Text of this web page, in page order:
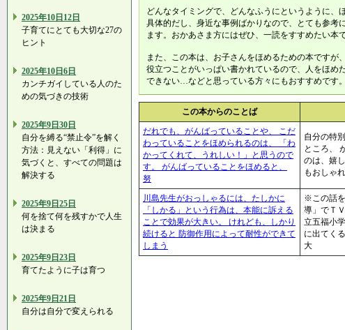
2025年10日12日
子育てにとても大切な27の
ヒント
2025年10日6日
カンチガイしている人のた
めの気づきの技術
2025年9日30日
自分を縛る“禁止令”を解く
方法：見えない「利得」に
気づくと、すべての問題は
解決する
2025年9日25日
何を捨て何を残すかで人生
は決まる
2025年9日23日
育てたように子は育つ
2025年9日21日
自分は自分で変えられる
どんなタイミングで、どんなふうにというように、
具体的だし、身近な事例ばかりなので、とても参考
ます。おかあさま方にはぜひ、一読をすすめたい本で
また、この本は、お子さんをほめるための本ですが
役立つことがいっぱい書かれているので、人をほめ
できない…などと思っている方々にもおすすめです。
この本からのことば
だれでも、がんばっていることや、 こだ
わっていることをほめられるのは、 「わ
かってくれて、うれしい！」と思うので
す。 がんばっていることをほめると、
努
自分の特
ところ、
のは、嬉
もおしゃ
川島先生がおっしゃるには、たしかに
「しかる」という行為は、本能に訴える
ことで効果が大きい。 けれども、しかり
続けると 防御作用によって耐性ができて
しまう
※この話
導」でＴ
立五福小
に出てく
大